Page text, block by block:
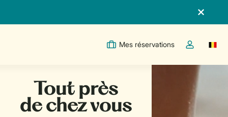
Mes réservations
Toggle the